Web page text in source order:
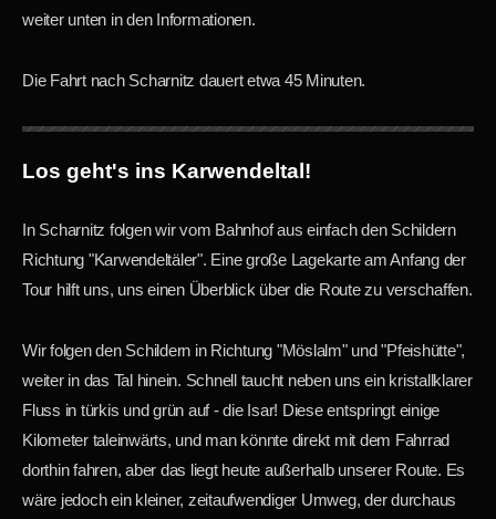
weiter unten in den Informationen.
Die Fahrt nach Scharnitz dauert etwa 45 Minuten.
Los geht's ins Karwendeltal!
In Scharnitz folgen wir vom Bahnhof aus einfach den Schildern
Richtung "Karwendeltäler". Eine große Lagekarte am Anfang der
Tour hilft uns, uns einen Überblick über die Route zu verschaffen.
Wir folgen den Schildern in Richtung "Möslalm" und "Pfeishütte",
weiter in das Tal hinein. Schnell taucht neben uns ein kristallklarer
Fluss in türkis und grün auf - die Isar! Diese entspringt einige
Kilometer taleinwärts, und man könnte direkt mit dem Fahrrad
dorthin fahren, aber das liegt heute außerhalb unserer Route. Es
wäre jedoch ein kleiner, zeitaufwendiger Umweg, der durchaus